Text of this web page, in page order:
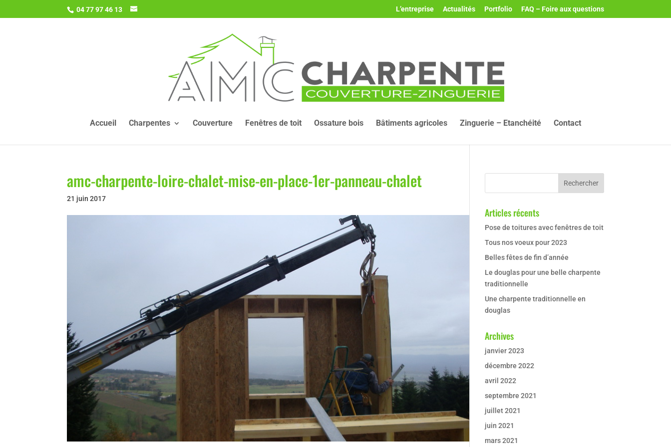
04 77 97 46 13 L’entreprise Actualités Portfolio FAQ – Foire aux questions
Accueil Charpentes Couverture Fenêtres de toit Ossature bois Bâtiments agricoles Zinguerie – Etanchéité Contact
amc-charpente-loire-chalet-mise-en-place-1er-panneau-chalet
21 juin 2017
Articles récents
Pose de toitures avec fenêtres de toit
Tous nos voeux pour 2023
Belles fêtes de fin d’année
Le douglas pour une belle charpente
traditionnelle
Une charpente traditionnelle en
douglas
Archives
janvier 2023
décembre 2022
avril 2022
septembre 2021
juillet 2021
juin 2021
mars 2021